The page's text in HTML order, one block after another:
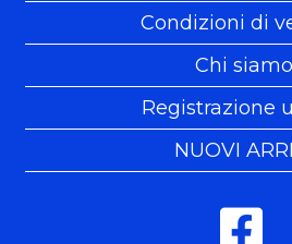
Condizioni di
Chi siamo
Registrazione
NUOVI